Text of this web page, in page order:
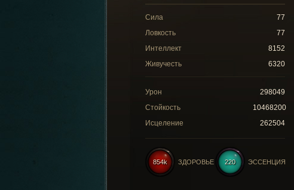
Сила
77
Ловкость
77
Интеллект
8152
Живучесть
6320
Урон
298049
Стойкость
10468200
Исцеление
262504
220 ЭССЕНЦИЯ
854k ЗДОРОВЬЕ